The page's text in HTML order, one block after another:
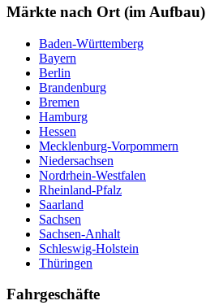
Monat
Märkte nach Ort (im Aufbau)
Baden-Württemberg
Bayern
Berlin
Brandenburg
Bremen
Hamburg
Hessen
Mecklenburg-Vorpommern
Niedersachsen
Nordrhein-Westfalen
Rheinland-Pfalz
Saarland
Sachsen
Sachsen-Anhalt
Schleswig-Holstein
Thüringen
Fahrgeschäfte